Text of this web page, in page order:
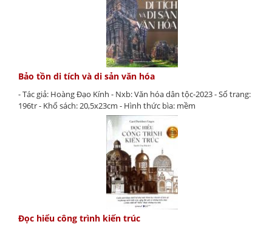
Bảo tồn di tích và di sản văn hóa
- Tác giả: Hoàng Đạo Kính - Nxb: Văn hóa dân tộc-2023 - Số trang:
196tr - Khổ sách: 20,5x23cm - Hình thức bìa: mềm
Đọc hiểu công trình kiến trúc